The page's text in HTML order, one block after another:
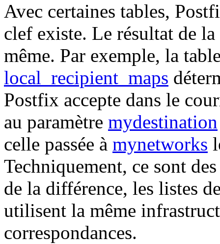
Avec certaines tables,
clef existe. Le résultat de
même. Par exemple, la
local_recipient_maps
Postfix accepte dans le
au paramètre mydestination
celle passée à mynetworks
Techniquement, ce sont
de la différence, les listes
utilisent la même
correspondances.